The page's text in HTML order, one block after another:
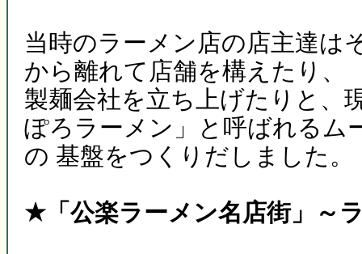
当時のラーメン店の店主達は
から離れて店舗を構えたり、
製麺会社を立ち上げたりと、
ぽろラーメン」と呼ばれるム
の 基盤をつくりだしました。
★「公楽ラーメン名店街」～